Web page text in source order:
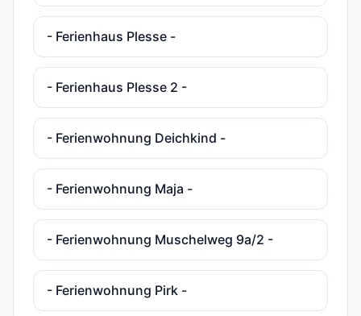
- Ferienhaus Plesse -
- Ferienhaus Plesse 2 -
- Ferienwohnung Deichkind -
- Ferienwohnung Maja -
- Ferienwohnung Muschelweg 9a/2 -
- Ferienwohnung Pirk -